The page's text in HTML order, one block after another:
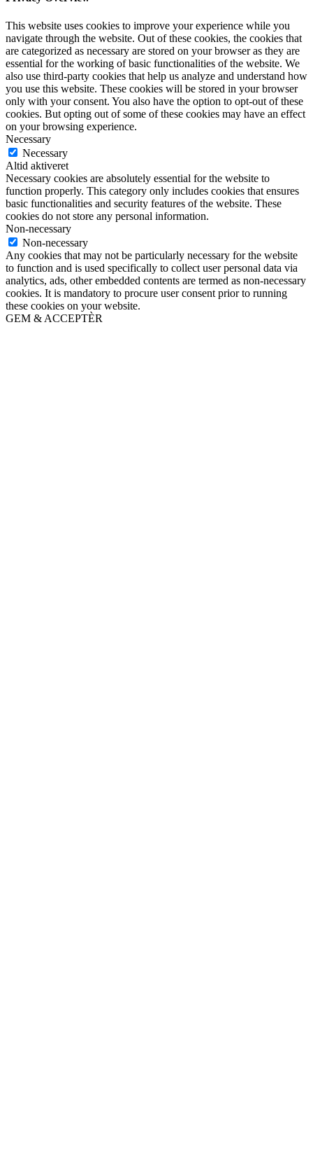
This website uses cookies to improve your experience while you
navigate through the website. Out of these cookies, the cookies that
are categorized as necessary are stored on your browser as they are
essential for the working of basic functionalities of the website. We
also use third-party cookies that help us analyze and understand how
you use this website. These cookies will be stored in your browser
only with your consent. You also have the option to opt-out of these
cookies. But opting out of some of these cookies may have an effect
on your browsing experience.
Necessary
Necessary
Altid aktiveret
Necessary cookies are absolutely essential for the website to
function properly. This category only includes cookies that ensures
basic functionalities and security features of the website. These
cookies do not store any personal information.
Non-necessary
Non-necessary
Any cookies that may not be particularly necessary for the website
to function and is used specifically to collect user personal data via
analytics, ads, other embedded contents are termed as non-necessary
cookies. It is mandatory to procure user consent prior to running
these cookies on your website.
GEM & ACCEPTÈR